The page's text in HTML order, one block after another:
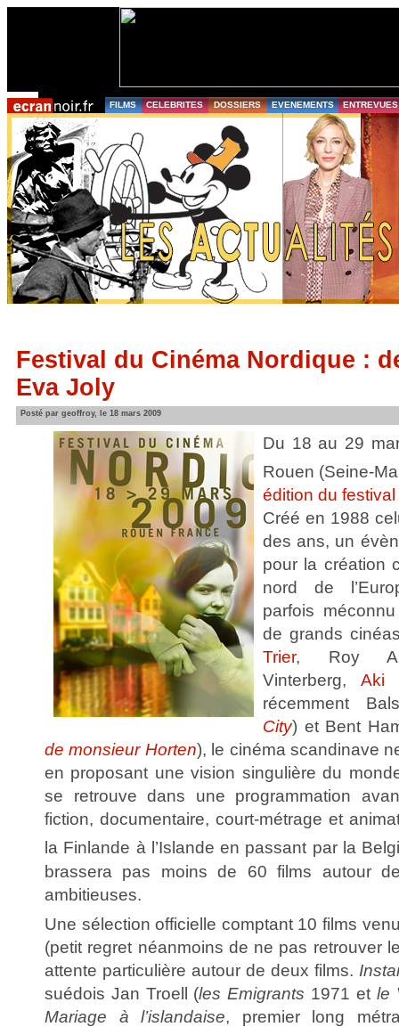
FILMS CELEBRITES DOSSIERS EVENEMENTS ENTREVUES
Festival du Cinéma Nordique :
Eva Joly
Posté par geoffroy, le 18 mars 2009
Du 18 au 29
Rouen (Seine-
édition du
Créé en 1988
des ans, un
pour la création
nord de
parfois
de grands
Trier, Roy
Vinterberg, Aki
récemment
City) et Bent
de monsieur Horten), le cinéma scandinave
en proposant une vision singulière du
se retrouve dans une programmation
fiction, documentaire, court-métrage et
la Finlande à l’Islande en passant par la
brassera pas moins de 60 films autour
ambitieuses.
Une sélection officielle comptant 10 films
(petit regret néanmoins de ne pas retrouver
attente particulière autour de deux films.
suédois Jan Troell (les Emigrants 1971 et le
Mariage à l’islandaise, premier long